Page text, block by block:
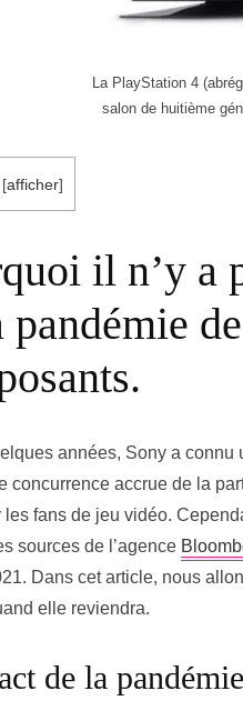
La PlayStation 4
salon de huitième
[afficher]
il n’y a
pandémie
années, Sony a
concurrence accrue de la
fans de jeu vidéo.
sources de l’agence
Dans cet article, nous
elle reviendra.
de la